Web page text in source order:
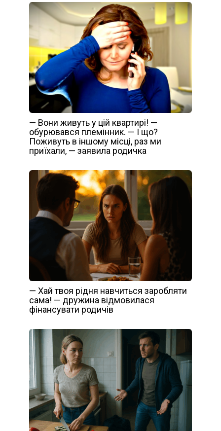
— Вони живуть у цій квартирі! —
обурювався племінник. — І що?
Поживуть в іншому місці, раз ми
приїхали, — заявила родичка
— Хай твоя рідня навчиться заробляти
сама! — дружина відмовилася
фінансувати родичів